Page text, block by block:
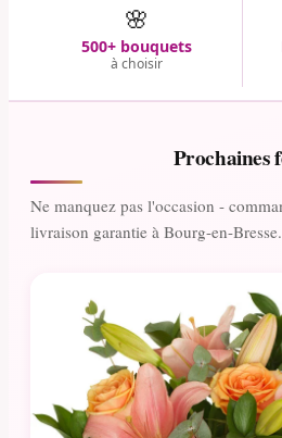
🌸
500+ bouquets
à choisir
Prochaines
Ne manquez pas l'occasion -
livraison garantie à Bourg-en-Bresse.